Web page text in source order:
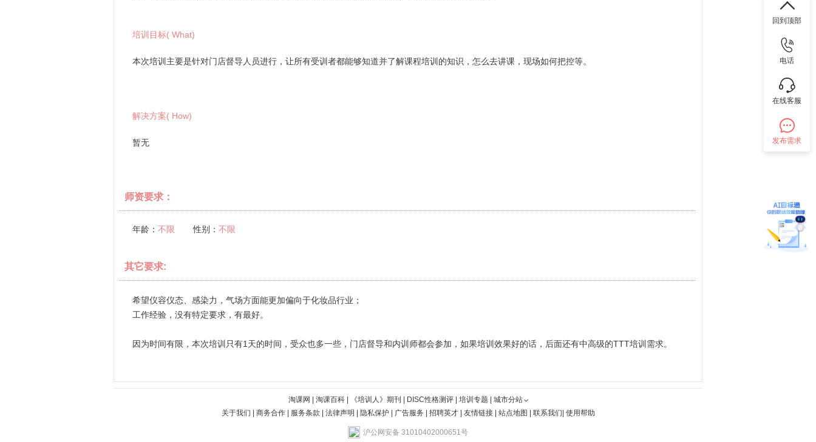
培训目标( What)
本次培训主要是针对门店督导人员进行，让所有受训者都能够知道并了解课程培训的知识，怎么去讲课，现场如何把控等。
解决方案( How)
暂无
师资要求：
年龄： 不限 性别： 不限
其它要求:
希望仪容仪态、感染力，气场方面能更加偏向于化妆品行业；
工作经验，没有特定要求，有最好。
因为时间有限，本次培训只有1天的时间，受众也多一些，门店督导和内训师都会参加，如果培训效果好的话，后面还有中高级的TTT培训需求。
淘课网 淘课百科| 《培训人》期刊 DISC性格测评| 培训专题
城市分站
关于我们
商务合作| 服务条款 法律声明 隐私保护 广告服务 招聘英才| 友情链接| 站点地图 联系我们 使用帮助
沪公网安备 31010402000651号
回到顶部
电话
在线客服
发布需求